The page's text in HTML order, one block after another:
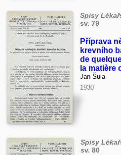
Spisy
sv. 79
Příprava
krevního
de
la matière
Jan Šula
1930
Spisy
sv. 80